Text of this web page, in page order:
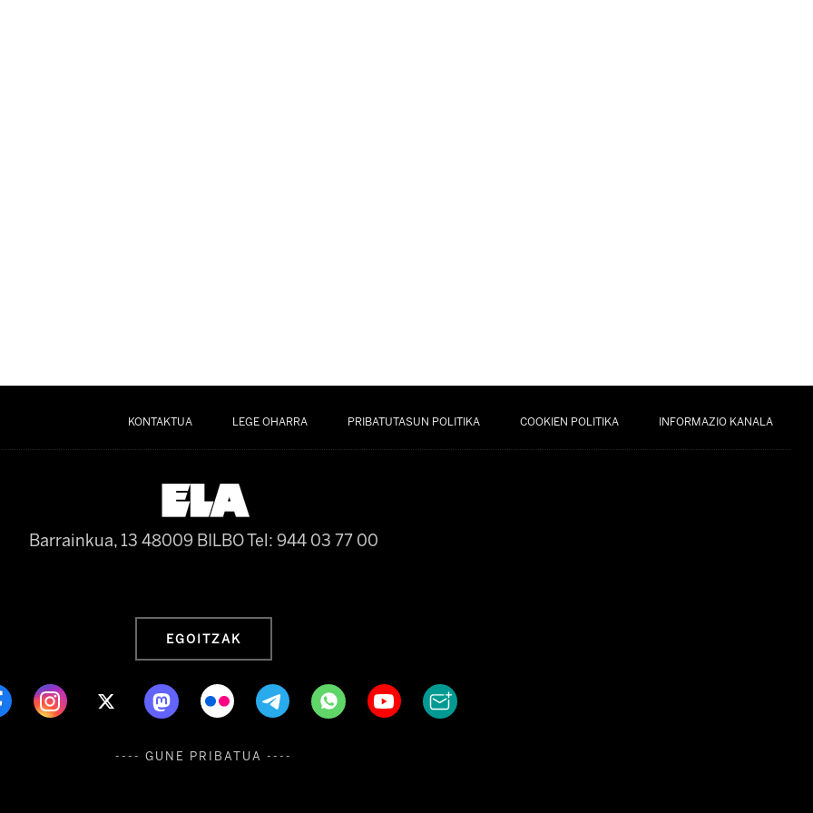
KONTAKTUA LEGE OHARRA PRIBATUTASUN POLITIKA COOKIEN POLITIKA INFORMAZIO KANALA
Barrainkua, 13 48009 BILBOTel: 944 03 77 00
EGOITZAK
---- GUNE PRIBATUA ----